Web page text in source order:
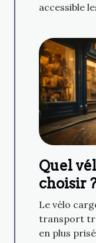
accessible
Quel
choisir
Le vélo
transport
en plus